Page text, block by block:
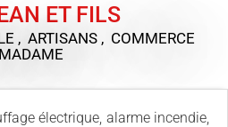
ET FILS
, ARTISANS , COMMERCE
électrique, alarme incendie,